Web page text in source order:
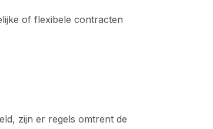
of flexibele contracten
zijn er regels omtrent de